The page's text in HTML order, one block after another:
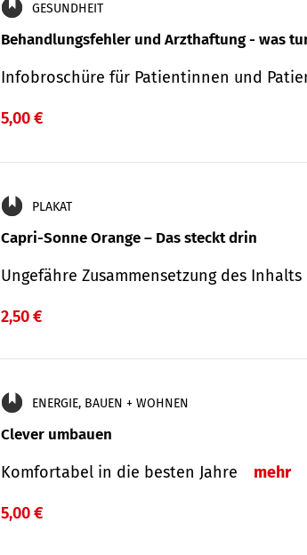
GESUNDHEIT
Behandlungsfehler und Arzthaftung - was
Infobroschüre für Patientinnen und
5,00 €
PLAKAT
Capri-Sonne Orange – Das steckt drin
Ungefähre Zu­sammen­setzung des Inhalts
2,50 €
ENERGIE, BAUEN + WOHNEN
Clever umbauen
Komfortabel in die besten Jahre mehr
5,00 €